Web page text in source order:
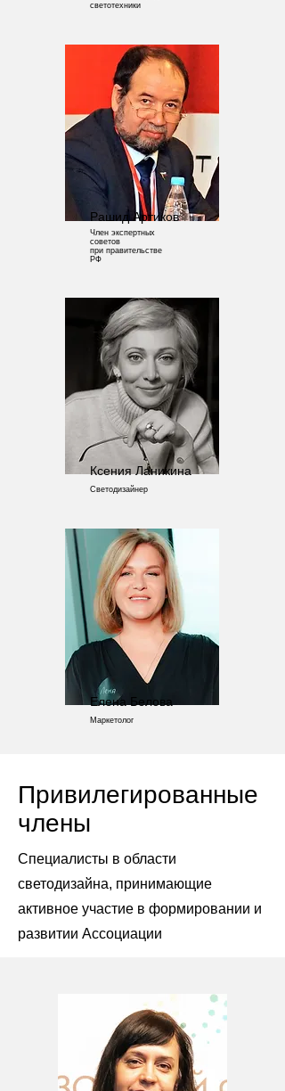
светотехники
Рашид Артиков
Член экспертных
советов
при правительстве
РФ
Ксения Ланикина
Светодизайнер
Елена Белова
Маркетолог
Привилегированные
члены
Специалисты в области
светодизайна, принимающие
активное участие в формировании и
развитии Ассоциации